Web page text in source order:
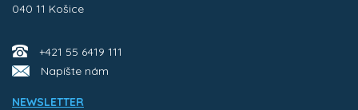
040 11 Košice
+421 55 6419 111
Napíšte nám
NEWSLETTER